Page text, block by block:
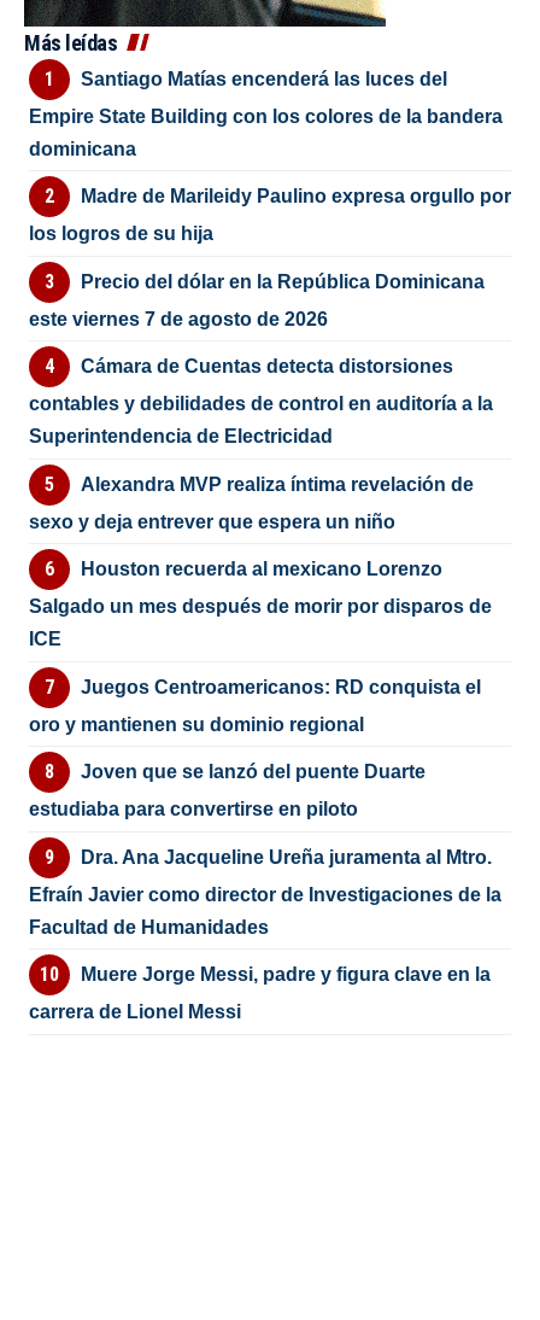
Más leídas
Santiago Matías encenderá las luces del
Empire State Building con los colores de la bandera
dominicana
Madre de Marileidy Paulino expresa orgullo por
los logros de su hija
Precio del dólar en la República Dominicana
este viernes 7 de agosto de 2026
Cámara de Cuentas detecta distorsiones
contables y debilidades de control en auditoría a la
Superintendencia de Electricidad
Alexandra MVP realiza íntima revelación de
sexo y deja entrever que espera un niño
Houston recuerda al mexicano Lorenzo
Salgado un mes después de morir por disparos de
ICE
Juegos Centroamericanos: RD conquista el
oro y mantienen su dominio regional
Joven que se lanzó del puente Duarte
estudiaba para convertirse en piloto
Dra. Ana Jacqueline Ureña juramenta al Mtro.
Efraín Javier como director de Investigaciones de la
Facultad de Humanidades
Muere Jorge Messi, padre y figura clave en la
carrera de Lionel Messi